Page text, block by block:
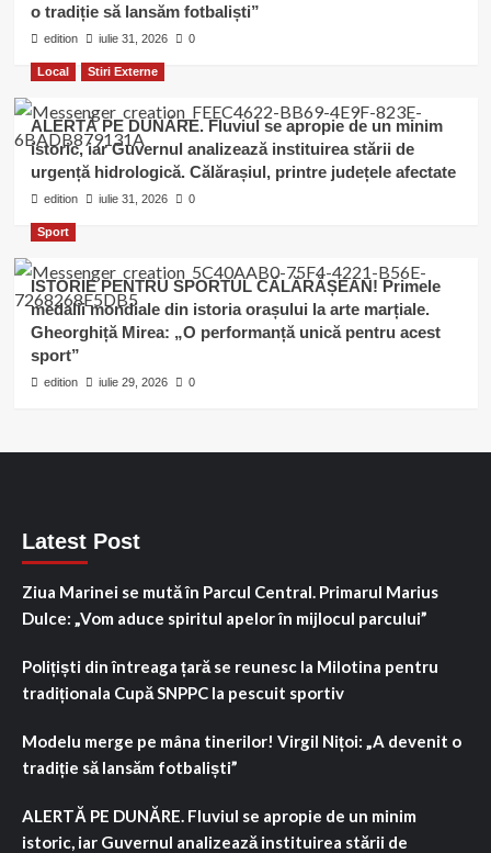
o tradiție să lansăm fotbaliști”
edition iulie 31, 2026 0
Local Stiri Externe
ALERTĂ PE DUNĂRE. Fluviul se apropie de un minim
istoric, iar Guvernul analizează instituirea stării de
urgență hidrologică. Călărașiul, printre județele afectate
edition iulie 31, 2026 0
Sport
ISTORIE PENTRU SPORTUL CĂLĂRĂȘEAN! Primele
medalii mondiale din istoria orașului la arte marțiale.
Gheorghiță Mirea: „O performanță unică pentru acest
sport”
edition iulie 29, 2026 0
Latest Post
Ziua Marinei se mută în Parcul Central. Primarul Marius
Dulce: „Vom aduce spiritul apelor în mijlocul parcului”
Polițiști din întreaga țară se reunesc la Milotina pentru
tradiționala Cupă SNPPC la pescuit sportiv
Modelu merge pe mâna tinerilor! Virgil Nițoi: „A devenit o
tradiție să lansăm fotbaliști”
ALERTĂ PE DUNĂRE. Fluviul se apropie de un minim
istoric, iar Guvernul analizează instituirea stării de